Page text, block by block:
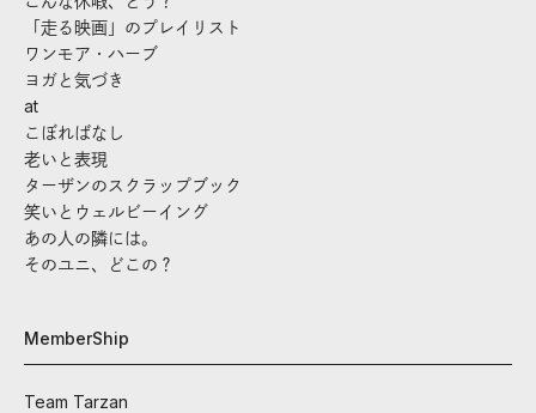
「走る映画」のプレイリスト
ワンモア・ハーブ
ヨガと気づき
at
こぼればなし
老いと表現
ターザンのスクラップブック
笑いとウェルビーイング
あの人の隣には。
そのユニ、どこの？
MemberShip
Team Tarzan